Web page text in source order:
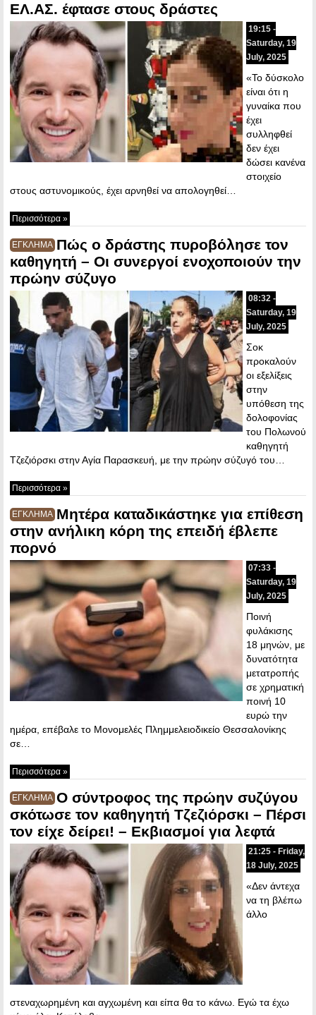
ΕΛ.ΑΣ. έφτασε στους δράστες
19:15 -
Saturday, 19
July, 2025
«Το δύσκολο
είναι ότι η
γυναίκα που
έχει
συλληφθεί
δεν έχει
δώσει κανένα
στοιχείο
στους αστυνομικούς, έχει αρνηθεί να απολογηθεί…
Περισσότερα »
ΕΓΚΛΗΜΑ Πώς ο δράστης πυροβόλησε τον
καθηγητή – Οι συνεργοί ενοχοποιούν την
πρώην σύζυγο
08:32 -
Saturday, 19
July, 2025
Σοκ
προκαλούν
οι εξελίξεις
στην
υπόθεση της
δολοφονίας
του Πολωνού
καθηγητή
Τζεζιόρσκι στην Αγία Παρασκευή, με την πρώην σύζυγό του…
Περισσότερα »
ΕΓΚΛΗΜΑ Μητέρα καταδικάστηκε για επίθεση
στην ανήλικη κόρη της επειδή έβλεπε
πορνό
07:33 -
Saturday, 19
July, 2025
Ποινή
φυλάκισης
18 μηνών, με
δυνατότητα
μετατροπής
σε χρηματική
ποινή 10
ευρώ την
ημέρα, επέβαλε το Μονομελές Πλημμελειοδικείο Θεσσαλονίκης
σε…
Περισσότερα »
ΕΓΚΛΗΜΑ Ο σύντροφος της πρώην συζύγου
σκότωσε τον καθηγητή Τζεζιόρσκι – Πέρσι
τον είχε δείρει! – Εκβιασμοί για λεφτά
21:25 - Friday,
18 July, 2025
«Δεν άντεχα
να τη βλέπω
άλλο
στεναχωρημένη και αγχωμένη και είπα θα το κάνω. Εγώ τα έχω